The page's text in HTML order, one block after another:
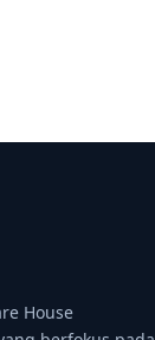
House